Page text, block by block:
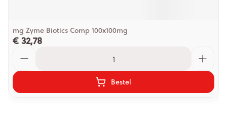
mg Zyme Biotics Comp 100x100mg
€ 32,78
Bestel